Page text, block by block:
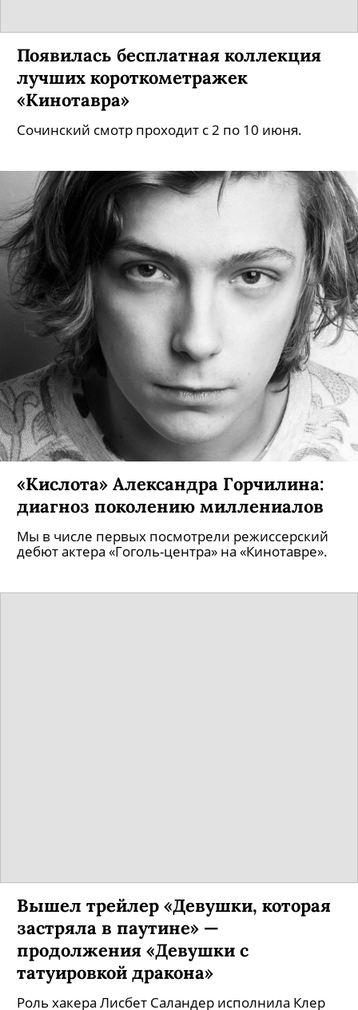
Появилась бесплатная коллекция
лучших короткометражек
«Кинотавра»
Сочинский смотр проходит с 2 по 10 июня.
«Кислота» Александра Горчилина:
диагноз поколению миллениалов
Мы в числе первых посмотрели режиссерский
дебют актера «Гоголь-центра» на «Кинотавре».
Вышел трейлер «Девушки, которая
застряла в паутине» —
продолжения «Девушки с
татуировкой дракона»
Роль хакера Лисбет Саландер исполнила Клер